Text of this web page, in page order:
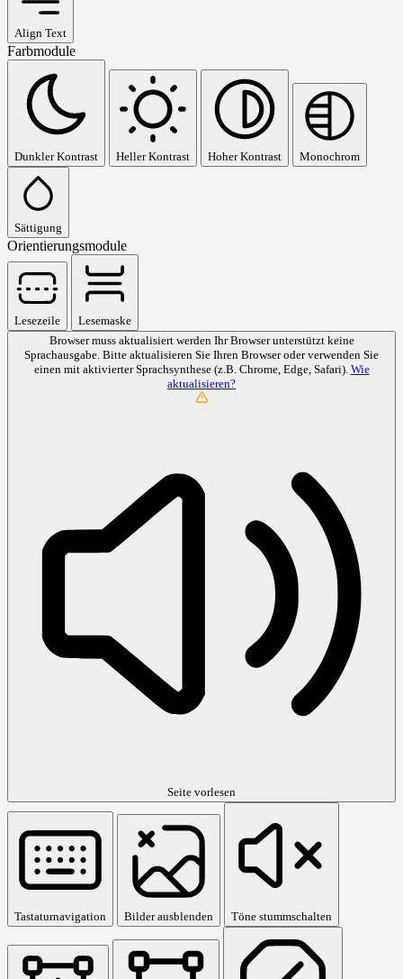
Align Text
Farbmodule
Dunkler Kontrast Heller Kontrast Hoher Kontrast Monochrom
Sättigung
Orientierungsmodule
Lesezeile
Lesemaske
Browser muss aktualisiert werden Ihr Browser unterstützt keine
Sprachausgabe. Bitte aktualisieren Sie Ihren Browser oder verwenden Sie
einen mit aktivierter Sprachsynthese (z.B. Chrome, Edge, Safari). Wie
aktualisieren?
Seite vorlesen
Tastaturnavigation Bilder ausblenden Töne stummschalten